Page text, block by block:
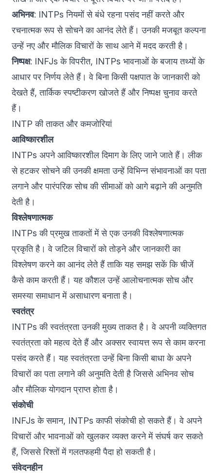
अभिनव: INTPs नियमों से बंधे रहना पसंद नहीं करते और
रचनात्मक रूप से सोचने का आनंद लेते हैं। उनकी मजबूत कल्पना
उन्हें नए और मौलिक विचारों के साथ आने में मदद करती है।
निष्पक्ष: INFJs के विपरीत, INTPs भावनाओं के बजाय तथ्यों के
आधार पर निर्णय लेते हैं। वे बिना किसी पक्षपात के जानकारी को
देखते हैं, तार्किक स्पष्टीकरण खोजते हैं और निष्पक्ष चुनाव करते
हैं।
INTP की ताकत और कमजोरियां
आविष्कारशील
INTPs अपने आविष्कारशील दिमाग के लिए जाने जाते हैं। लीक
से हटकर सोचने की उनकी क्षमता उन्हें विभिन्न संभावनाओं का पता
लगाने और पारंपरिक सोच की सीमाओं को आगे बढ़ाने की अनुमति
देती है।
विश्लेषणात्मक
INTPs की प्रमुख ताकतों में से एक उनकी विश्लेषणात्मक
प्रकृति है। वे जटिल विचारों को तोड़ने और जानकारी का
विश्लेषण करने का आनंद लेते हैं ताकि यह समझ सकें कि चीजें
कैसे काम करती हैं। यह कौशल उन्हें आलोचनात्मक सोच और
समस्या समाधान में असाधारण बनाता है।
स्वतंत्र
INTPs की स्वतंत्रता उनकी मुख्य ताकत है। वे अपनी व्यक्तिगत
स्वतंत्रता को महत्व देते हैं और अक्सर स्वायत्त रूप से काम करना
पसंद करते हैं। यह स्वतंत्रता उन्हें बिना किसी बाधा के अपने
विचारों का पता लगाने की अनुमति देती है जिससे अभिनव सोच
और मौलिक योगदान प्राप्त होता है।
संकोची
INFJs के समान, INTPs काफी संकोची हो सकते हैं। वे अपने
विचारों और भावनाओं को खुलकर व्यक्त करने में संघर्ष कर सकते
हैं, जिससे रिश्तों में गलतफहमी पैदा हो सकती है।
संवेदनहीन